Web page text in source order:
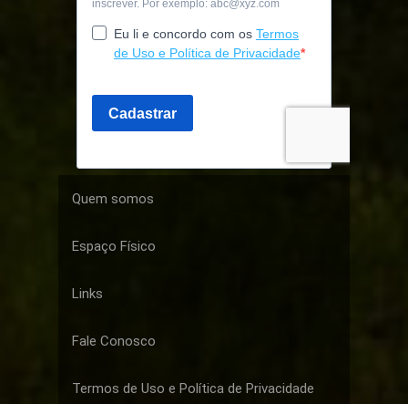
Quem somos
Espaço Físico
Links
Fale Conosco
Termos de Uso e Política de Privacidade